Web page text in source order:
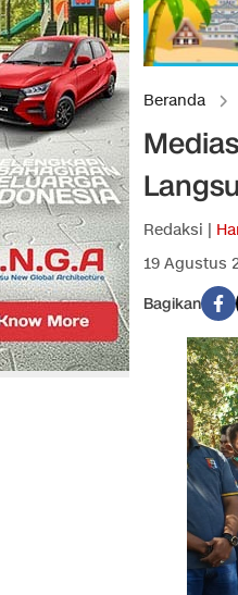
Beranda
Redaksi |
19 Agustus
Bagikan